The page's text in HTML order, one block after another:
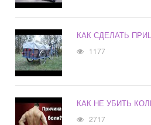
КАК СДЕЛАТЬ
1177
КАК НЕ УБИТЬ
2717